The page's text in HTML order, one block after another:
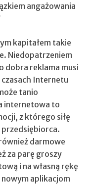
angażowania
kapitałem takie
Niedopatrzeniem
dobra reklama musi
Internetu
tanio
internetowa to
z którego siłę
darmowe
za parę groszy
i na własną rękę
nowym aplikacjom